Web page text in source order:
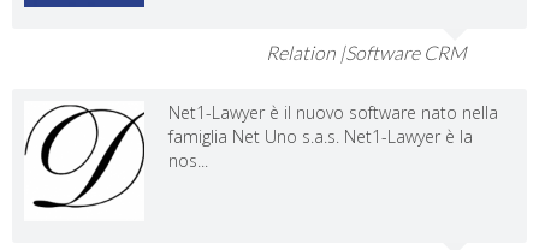
Relation |Software CRM
Net1-Lawyer è il nuovo software nato nella
famiglia Net Uno s.a.s. Net1-Lawyer è la
nos...